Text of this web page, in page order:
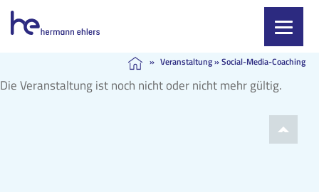
content
» Veranstaltung»Social-Media-Coaching
Die Veranstaltung ist noch nicht oder nicht mehr gültig.